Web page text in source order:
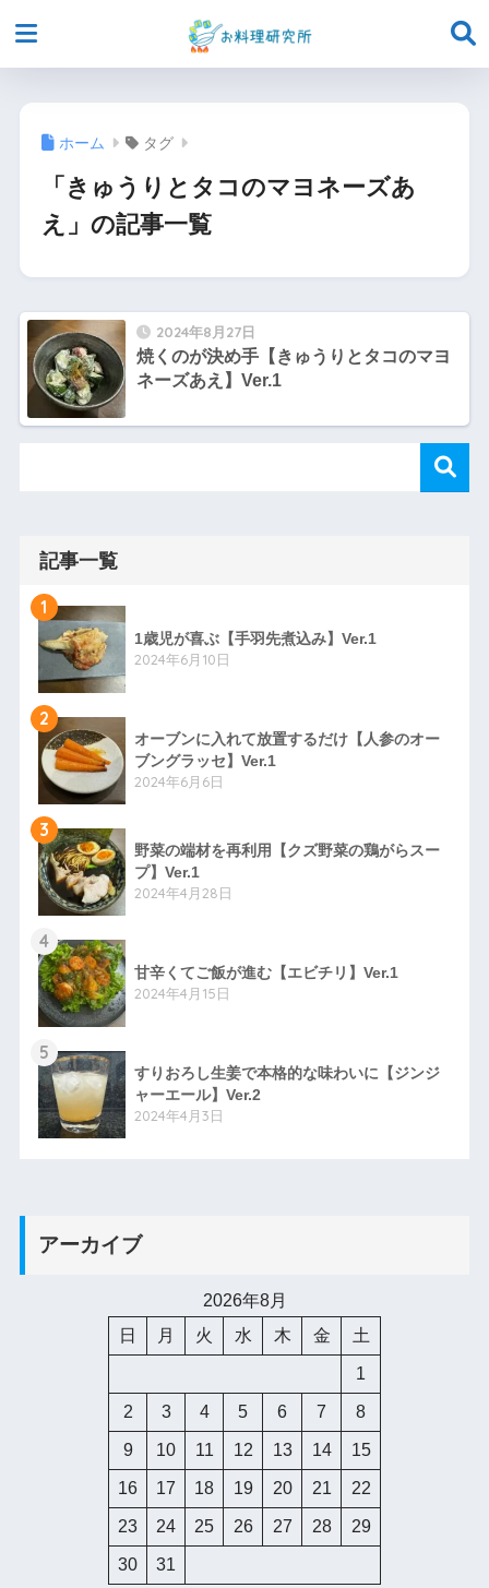
ホーム タグ
「きゅうりとタコのマヨネーズあ
え」の記事一覧
2024年8月27日
焼くのが決め手【きゅうりとタコのマヨ
ネーズあえ】Ver.1
記事一覧
1
1歳児が喜ぶ【手羽先煮込み】Ver.1
2024年6月10日
2
オーブンに入れて放置するだけ【人参のオー
ブングラッセ】Ver.1
2024年6月6日
3
野菜の端材を再利用【クズ野菜の鶏がらスー
プ】Ver.1
2024年4月28日
4
甘辛くてご飯が進む【エビチリ】Ver.1
2024年4月15日
5
すりおろし生姜で本格的な味わいに【ジンジ
ャーエール】Ver.2
2024年4月3日
アーカイブ
2026年8月
日
月 火 水 木 金 土
1
2 3 4 5 6 7 8
9 10 11 12 13 14 15
16 17 18 19 20 21 22
23 24 25 26 27 28 29
30
31